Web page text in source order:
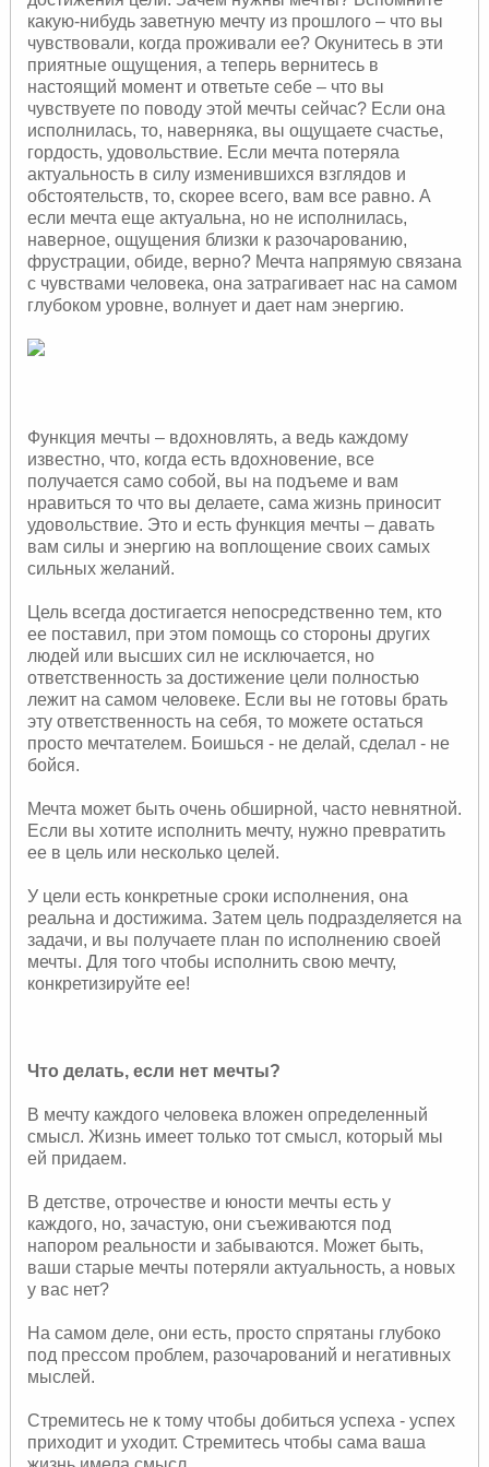
какую-нибудь заветную мечту из прошлого – что вы
чувствовали, когда проживали ее? Окунитесь в эти
приятные ощущения, а теперь вернитесь в
настоящий момент и ответьте себе – что вы
чувствуете по поводу этой мечты сейчас? Если она
исполнилась, то, наверняка, вы ощущаете счастье,
гордость, удовольствие. Если мечта потеряла
актуальность в силу изменившихся взглядов и
обстоятельств, то, скорее всего, вам все равно. А
если мечта еще актуальна, но не исполнилась,
наверное, ощущения близки к разочарованию,
фрустрации, обиде, верно? Мечта напрямую связана
с чувствами человека, она затрагивает нас на самом
глубоком уровне, волнует и дает нам энергию.
Функция мечты – вдохновлять, а ведь каждому
известно, что, когда есть вдохновение, все
получается само собой, вы на подъеме и вам
нравиться то что вы делаете, сама жизнь приносит
удовольствие. Это и есть функция мечты – давать
вам силы и энергию на воплощение своих самых
сильных желаний.
Цель всегда достигается непосредственно тем, кто
ее поставил, при этом помощь со стороны других
людей или высших сил не исключается, но
ответственность за достижение цели полностью
лежит на самом человеке. Если вы не готовы брать
эту ответственность на себя, то можете остаться
просто мечтателем. Боишься - не делай, сделал - не
бойся.
Мечта может быть очень обширной, часто невнятной.
Если вы хотите исполнить мечту, нужно превратить
ее в цель или несколько целей.
У цели есть конкретные сроки исполнения, она
реальна и достижима. Затем цель подразделяется на
задачи, и вы получаете план по исполнению своей
мечты. Для того чтобы исполнить свою мечту,
конкретизируйте ее!
Что делать, если нет мечты?
В мечту каждого человека вложен определенный
смысл. Жизнь имеет только тот смысл, который мы
ей придаем.
В детстве, отрочестве и юности мечты есть у
каждого, но, зачастую, они съеживаются под
напором реальности и забываются. Может быть,
ваши старые мечты потеряли актуальность, а новых
у вас нет?
На самом деле, они есть, просто спрятаны глубоко
под прессом проблем, разочарований и негативных
мыслей.
Стремитесь не к тому чтобы добиться успеха - успех
приходит и уходит. Стремитесь чтобы сама ваша